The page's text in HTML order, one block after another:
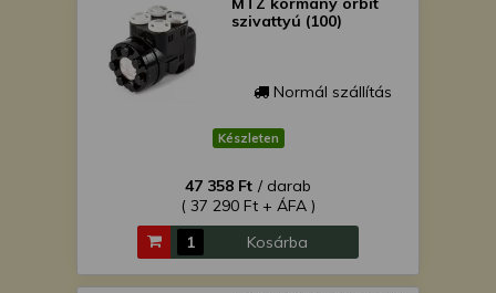
szivattyú (100)
Normál szállítás
Készleten
47 358 Ft / darab
( 37 290 Ft + ÁFA )
Kosárba